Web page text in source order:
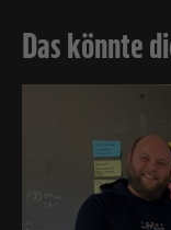
Das könnte